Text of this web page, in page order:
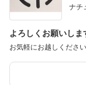
ナチ
よろしくお願いしま
お気軽にお越しくださ